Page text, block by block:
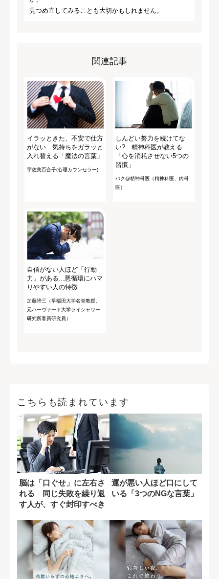
見つめ直してみることも大切かもしれません。
関連記事
イラッときた、不安で仕方
がない…気持ちをガラッと
入れ替える「魔法の言葉」
宇佐美百合子(心理カウンセラー)
しんどい努力を続けてな
い? 精神科医が教える
「心を消耗させない5つの
習慣」
バク@精神科医（精神科医、内科
医）
自信がない人ほど「行動
力」がある...悪循環にハマ
りやすい人の特徴
加藤諦三（早稲田大学名誉教授、
元ハーヴァード大学ライシャワー
研究所客員研究員）
こちらも読まれています
脳は「口ぐせ」に左右さ
れる 同じ失敗を繰り返
す人が、すぐ封印すべき
運が悪い人ほど口にして
いる「3つのNGな言葉」